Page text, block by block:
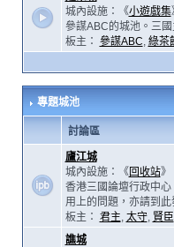
城內設施：《小遊戲集
參謀ABC的城池。三
板主： 參謀ABC, 綠茶
專題城池
討論區
廬江城
城內設施：《回收站》
香港三國論壇行政中
用上的問題，亦請到此
板主： 君主, 太守, 賢臣
譙城